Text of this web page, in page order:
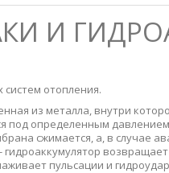
И
отопления.
из металла, внутри
под определенным
сжимается, а, в случае
пульсации и